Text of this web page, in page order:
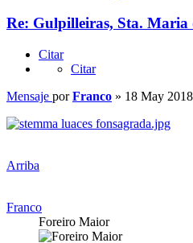
Re: Gulpilleiras, Sta. Maria
Citar
Citar
Mensaje porFranco » 18 May
Arriba
Franco
Foreiro Maior